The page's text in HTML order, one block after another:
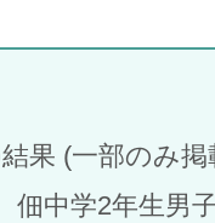
果 (一部のみ掲
中学2年生男